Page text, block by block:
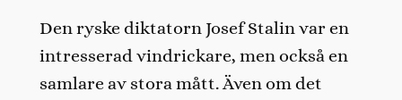
Den ryske diktatorn Josef Stalin var en
intresserad vindrickare, men också en
samlare av stora mått. Även om det